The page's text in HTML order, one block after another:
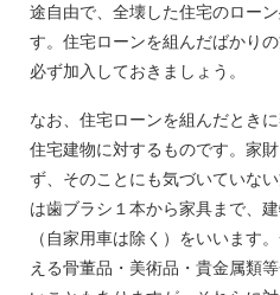
途自由で、全壊した住宅のロー
す。住宅ローンを組んだばかり
必ず加入しておきましょう。
なお、住宅ローンを組んだとき
住宅建物に対するものです。家
ず、そのことにも気づいていな
は歯ブラシ１本から家具まで、
（自家用車は除く）をいいます
える骨董品・美術品・貴金属類